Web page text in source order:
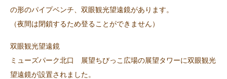
の形のパイプベンチ、双眼観光望遠鏡があります。
（夜間は閉鎖するため登ることができません）
双眼観光望遠鏡
ミューズパーク北口 展望ちびっこ広場の展望タワーに双眼観光
望遠鏡が設置されました。